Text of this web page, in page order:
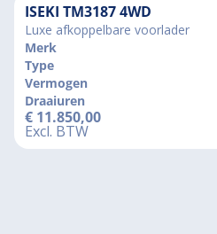
ISEKI TM3187 4WD
Luxe afkoppelbare voorlader
Merk
Type
Vermogen
Draaiuren
€ 11.850,00
Excl. BTW